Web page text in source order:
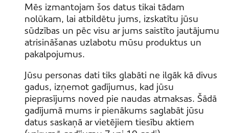
Mēs izmantojam šos datus tikai tādam
nolūkam, lai atbildētu jums, izskatītu jūsu
sūdzības un pēc visu ar jums saistīto jautājumu
atrisināšanas uzlabotu mūsu produktus un
pakalpojumus.
Jūsu personas dati tiks glabāti ne ilgāk kā divus
gadus, izņemot gadījumus, kad jūsu
pieprasījums noved pie naudas atmaksas. Šādā
gadījumā mums ir pienākums saglabāt jūsu
datus saskaņā ar vietējiem tiesību aktiem